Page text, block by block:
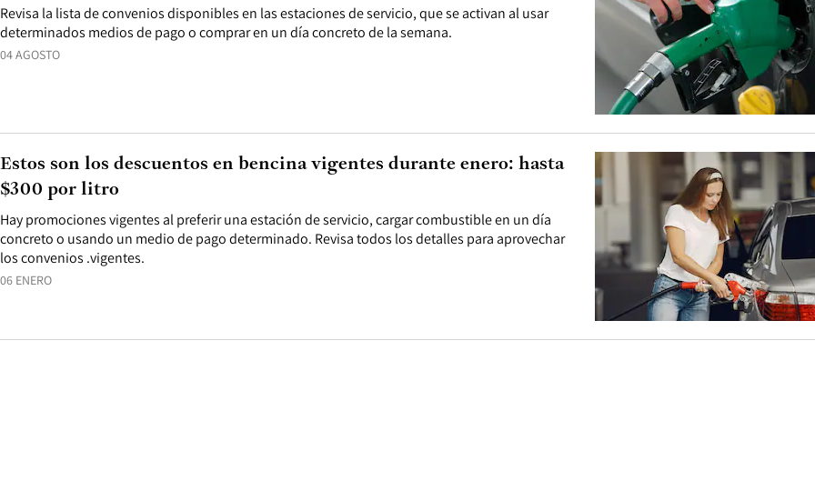
04 AGOSTO
Revisa la lista de convenios disponibles en las estaciones de servicio, que se activan al usar
determinados medios de pago o comprar en un día concreto de la semana.
06 ENERO
Hay promociones vigentes al preferir una estación de servicio, cargar combustible en un día
concreto o usando un medio de pago determinado. Revisa todos los detalles para aprovechar
los convenios .vigentes.
Estos son los descuentos en bencina vigentes durante enero: hasta
$300 por litro